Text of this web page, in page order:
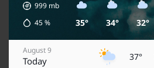
999 mb
45% 35° 34° 32°
August 9
Today 37°